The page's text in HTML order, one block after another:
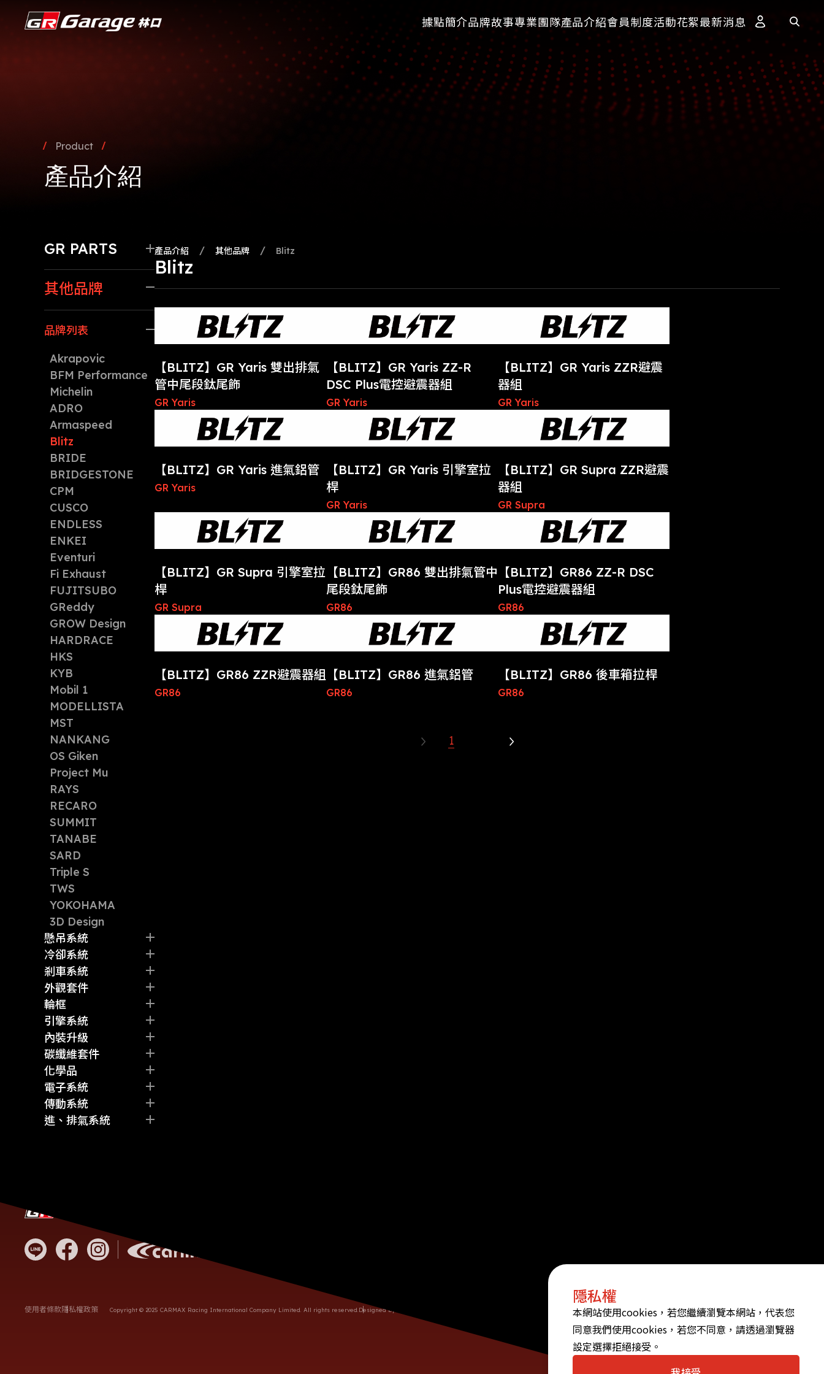
據點簡介品牌故事專業團隊產品介紹會員制度活動花絮最新消息
Product
產品介紹
GR PARTS
懸吊系統
外觀套件
剎車系統
內裝升級
碳纖維套件
化學品
其他品牌
品牌列表
Akrapovic
BFM Performance
Michelin
ADRO
Armaspeed
Blitz
BRIDE
BRIDGESTONE
CPM
CUSCO
ENDLESS
ENKEI
Eventuri
Fi Exhaust
FUJITSUBO
GReddy
GROW Design
HARDRACE
HKS
KYB
Mobil 1
MODELLISTA
MST
NANKANG
OS Giken
Project Mu
RAYS
RECARO
SUMMIT
TANABE
SARD
Triple S
TWS
YOKOHAMA
3D Design
懸吊系統
避震器
拉桿
彈簧
其他
冷卻系統
水箱
中冷
油冷
水管
其他
剎車系統
碟盤
卡鉗
來令片
剎車油管
其他
外觀套件
前/後包圍
側裙
尾翼
其他
輪框
輪胎
鋁圈
其他
引擎系統
洩壓閥
機油芯
火星塞
強化皮帶
其他
內裝升級
賽車椅
方向盤
排檔
其他
碳纖維套件
其他
化學品
剎車油
機油
差速油
電子系統
監控儀表
其他
傳動系統
離合器
進、排氣系統
產品介紹 其他品牌 Blitz
Blitz
【BLITZ】GR Yaris 雙出排氣
管中尾段鈦尾飾
GR Yaris
【BLITZ】GR Yaris ZZ-R
DSC Plus電控避震器組
GR Yaris
【BLITZ】GR Yaris ZZR避震
器組
GR Yaris
【BLITZ】GR Yaris 進氣鋁管
GR Yaris
【BLITZ】GR Yaris 引擎室拉
桿
GR Yaris
【BLITZ】GR Supra ZZR避震
器組
GR Supra
【BLITZ】GR Supra 引擎室拉
桿
GR Supra
【BLITZ】GR86 雙出排氣管中
尾段鈦尾飾
GR86
【BLITZ】GR86 ZZ-R DSC
Plus電控避震器組
GR86
【BLITZ】GR86 ZZR避震器組
GR86
【BLITZ】GR86 進氣鋁管
GR86
【BLITZ】GR86 後車箱拉桿
GR86
1
使用者條款隱私權政策 Copyright © 2025 CARMAX Racing International Company Limited. All rights reserved. Designed by M.A.K.
隱私權
本網站使用cookies，若您繼續瀏覽本網站，代表您
同意我們使用cookies，若您不同意，請透過瀏覽器
設定選擇拒絕接受。